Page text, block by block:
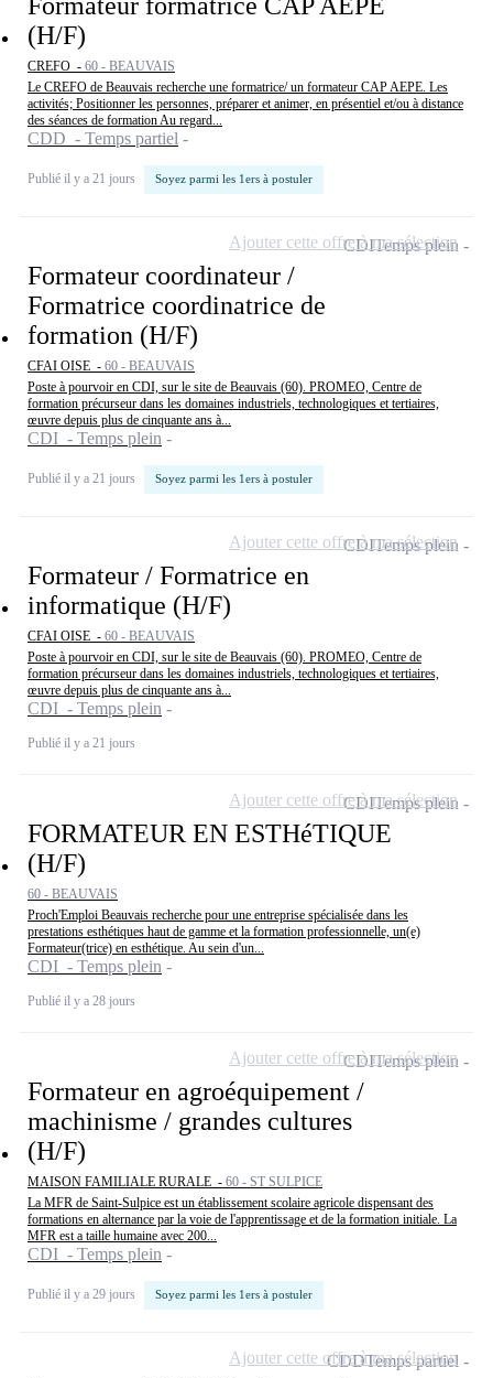
(H/F)
CREFO - 60 - BEAUVAIS
Le CREFO de Beauvais recherche une formatrice/ un formateur CAP AEPE. Les
activités; Positionner les personnes, préparer et animer, en présentiel et/ou à distance
des séances de formation Au regard...
CDD - Temps partiel
Publié il y a 21 jours Soyez parmi les 1ers à postuler
Formateur coordinateur /
Formatrice coordinatrice de
formation (H/F)
CFAI OISE - 60 - BEAUVAIS
Poste à pourvoir en CDI, sur le site de Beauvais (60). PROMEO, Centre de
formation précurseur dans les domaines industriels, technologiques et tertiaires,
œuvre depuis plus de cinquante ans à...
CDI - Temps plein
Publié il y a 21 jours Soyez parmi les 1ers à postuler
CDITemps plein
Ajouter cette offre à ma sélection
Formateur / Formatrice en
informatique (H/F)
CFAI OISE - 60 - BEAUVAIS
Poste à pourvoir en CDI, sur le site de Beauvais (60). PROMEO, Centre de
formation précurseur dans les domaines industriels, technologiques et tertiaires,
œuvre depuis plus de cinquante ans à...
CDI - Temps plein
Publié il y a 21 jours
CDITemps plein
Ajouter cette offre à ma sélection
FORMATEUR EN ESTHéTIQUE
(H/F)
60 - BEAUVAIS
Proch'Emploi Beauvais recherche pour une entreprise spécialisée dans les
prestations esthétiques haut de gamme et la formation professionnelle, un(e)
Formateur(trice) en esthétique. Au sein d'un...
CDI - Temps plein
Publié il y a 28 jours
CDITemps plein
Ajouter cette offre à ma sélection
Formateur en agroéquipement /
machinisme / grandes cultures
(H/F)
MAISON FAMILIALE RURALE - 60 - ST SULPICE
La MFR de Saint-Sulpice est un établissement scolaire agricole dispensant des
formations en alternance par la voie de l'apprentissage et de la formation initiale. La
MFR est a taille humaine avec 200...
CDI - Temps plein
Publié il y a 29 jours Soyez parmi les 1ers à postuler
CDITemps plein
Ajouter cette offre à ma sélection
CDDTemps partiel
Ajouter cette offre à ma sélection